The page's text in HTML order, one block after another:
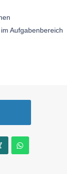
Aufgabenbereich